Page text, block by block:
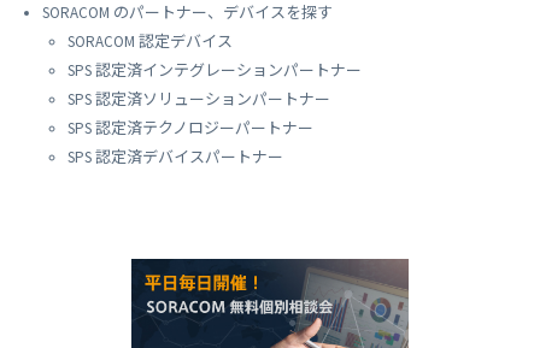
SORACOM のパートナー、デバイスを探す
SORACOM 認定デバイス
SPS 認定済インテグレーションパートナー
SPS 認定済ソリューションパートナー
SPS 認定済テクノロジーパートナー
SPS 認定済デバイスパートナー